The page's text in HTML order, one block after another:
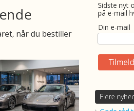
når du bestiller
Sidste nyt
på e-mail
Din e-mail
Flere